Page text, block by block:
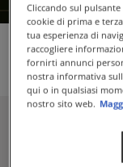
Cliccando sul
cookie di prima e
tua esperienza di
raccogliere
fornirti annunci
nostra informativa
qui o in qualsiasi
nostro sito web.